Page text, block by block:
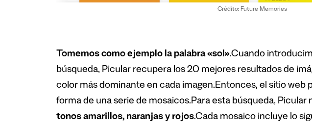
Crédito: Future Memories
Tomemos como ejemplo la palabra «sol».Cuando
búsqueda, Picular recupera los 20 mejores resultados de
color más dominante en cada imagen.Entonces, el sitio web
forma de una serie de mosaicos.Para esta búsqueda, Picular
tonos amarillos, naranjas y rojos.Cada mosaico incluye lo